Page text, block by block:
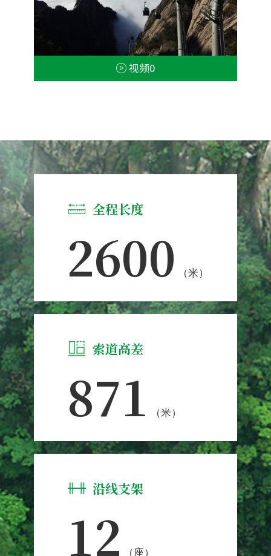
视频0
全程长度
2600 （米）
索道高差
871 （米）
沿线支架
12 （座）